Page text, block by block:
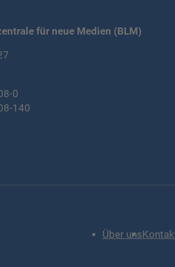
für neue Medien (BLM)
0
140
Über uns